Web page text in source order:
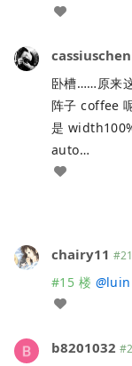
cassiuschen
卧槽……原来
阵子 coffee
是
auto…
chairy11 #21
#15 楼 @luin
b8201032